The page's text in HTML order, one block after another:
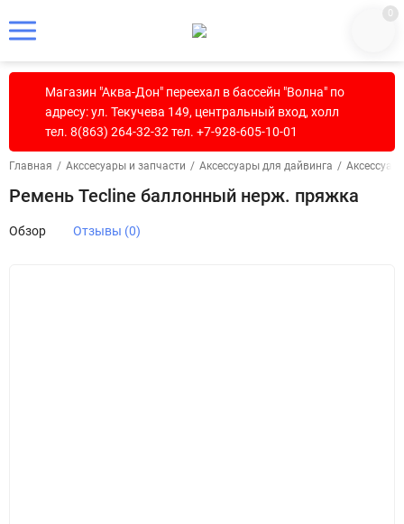
0
Магазин "Аква-Дон" переехал в бассейн "Волна" по
адресу: ул. Текучева 149, центральный вход, холл
тел. 8(863) 264-32-32 тел. +7-928-605-10-01
Главная / Акссесуары и запчасти / Аксессуары для дайвинга /
Ремень Tecline баллонный нерж. пряжка
Обзор Отзывы (0)